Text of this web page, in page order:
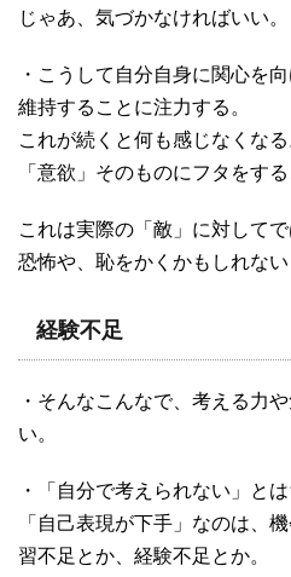
じゃあ、気づかなければいい。
・こうして自分自身に関心を
維持することに注力する。
これが続くと何も感じなくなる
「意欲」そのものにフタをす
これは実際の「敵」に対して
恐怖や、恥をかくかもしれない
経験不足
・そんなこんなで、考える力
い。
・「自分で考えられない」と
「自己表現が下手」なのは、
習不足とか、経験不足とか。